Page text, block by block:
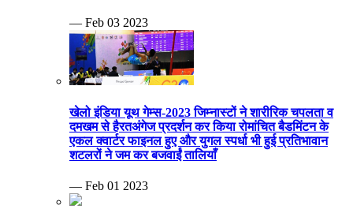
— Feb 03 2023
खेलो इंडिया यूथ गेम्स-2023 जिम्नास्टों ने शारीरिक चपलता व
दमखम से हैरतअंगेज प्रदर्शन कर किया रोमांचित बैडमिंटन के
एकल क्वार्टर फाइनल हुए और युगल स्पर्धा भी हुई प्रतिभावान
शटलरों ने जम कर बजवाईं तालियाँ
— Feb 01 2023